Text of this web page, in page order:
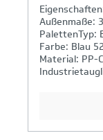
Außenmaße:
PalettenTyp:
Farbe: Blau
Material: PP-